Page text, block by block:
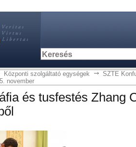
Központi szolgáltató egységek
SZTE
november
és tusfestés Zhang